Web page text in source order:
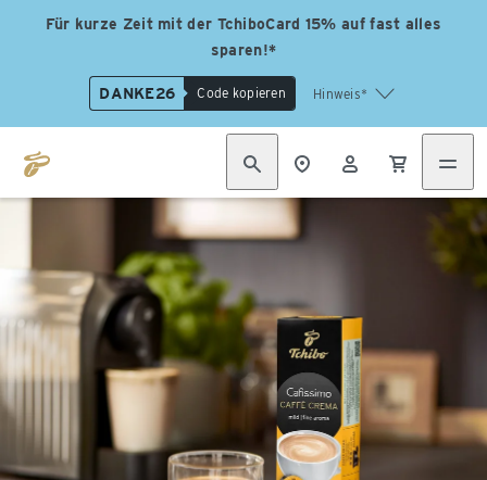
Für kurze Zeit mit der TchiboCard 15% auf fast alles
sparen!*
DANKE26 Code kopieren Hinweis*